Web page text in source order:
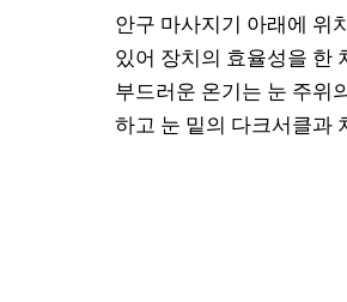
안구 마사지기 아래에 위
있어 장치의 효율성을 한
부드러운 온기는 눈 주위
하고 눈 밑의 다크서클과